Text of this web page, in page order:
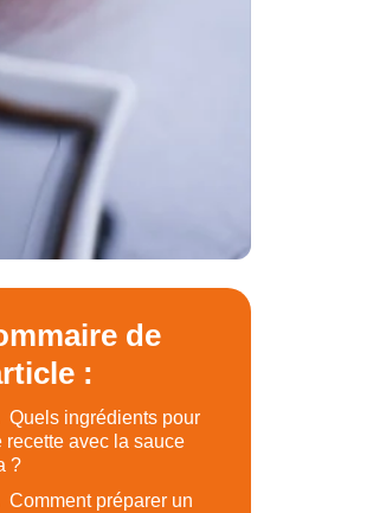
de
:
Quels ingrédients pour
recette avec la sauce
?
Comment préparer un